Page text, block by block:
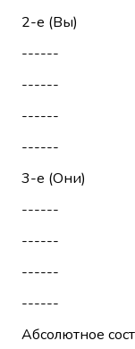
2-е (Вы)
------
------
------
------
3-е (Они)
------
------
------
------
Абсолютное